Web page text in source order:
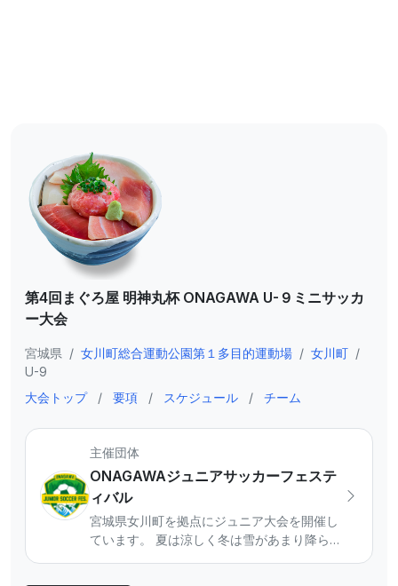
第4回まぐろ屋 明神丸杯 ONAGAWA U-９ミニサッカ
ー⼤会
宮城県 / ⼥川町総合運動公園第１多⽬的運動場 / 女川町 /
U-9
大会トップ
/ 要項 / スケジュール / チーム
主催団体
ONAGAWAジュニアサッカーフェステ
ィバル
宮城県女川町を拠点にジュニア大会を開催し
ています。 夏は涼しく冬は雪があまり降らな